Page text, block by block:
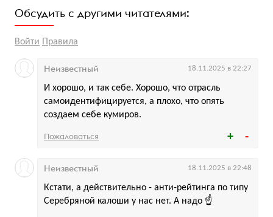
Обсудить с другими читателями:
Войти Правила
И хорошо, и так себе. Хорошо, что отрасль
самоидентифицируется, а плохо, что опять
создаем себе кумиров.
Неизвестный 18.11.2025 в 22:27
Пожаловаться
Кстати, а действительно - анти-рейтинга по типу
Серебряной калоши у нас нет. А надо ☝️
Неизвестный 18.11.2025 в 22:48